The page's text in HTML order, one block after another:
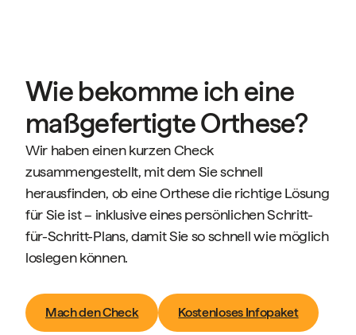
Wie bekomme ich eine
maßgefertigte Orthese?
Wir haben einen kurzen Check
zusammengestellt, mit dem Sie schnell
herausfinden, ob eine Orthese die richtige Lösung
für Sie ist – inklusive eines persönlichen Schritt-
für-Schritt-Plans, damit Sie so schnell wie möglich
loslegen können.
Mach den Check Kostenloses Infopaket